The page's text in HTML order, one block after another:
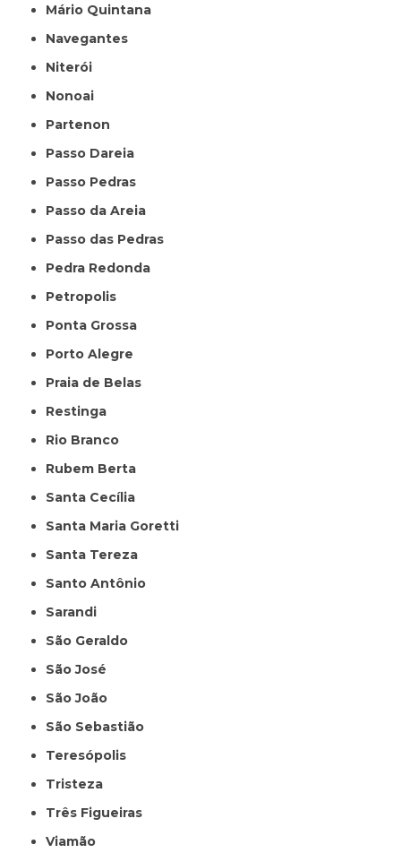
Mário Quintana
Navegantes
Niterói
Nonoai
Partenon
Passo Dareia
Passo Pedras
Passo da Areia
Passo das Pedras
Pedra Redonda
Petropolis
Ponta Grossa
Porto Alegre
Praia de Belas
Restinga
Rio Branco
Rubem Berta
Santa Cecília
Santa Maria Goretti
Santa Tereza
Santo Antônio
Sarandi
São Geraldo
São José
São João
São Sebastião
Teresópolis
Tristeza
Três Figueiras
Viamão